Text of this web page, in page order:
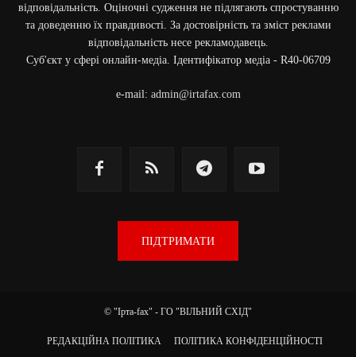
відповідальність. Оціночні судження не підлягають спростуванню
та доведенню їх правдивості. За достовірність та зміст реклами
відповідальність несе рекламодавець.
Cуб'єкт у сфері онлайн-медіа. Ідентифікатор медіа - R40-06709
e-mail: admin@irtafax.com
ПІДТРИМАТИ
© "Ірта-fax" - ГО "ВІЛЬНИЙ СХІД"
РЕДАКЦІЙНА ПОЛІТИКА ПОЛІТИКА КОНФІДЕНЦІЙНОСТІ